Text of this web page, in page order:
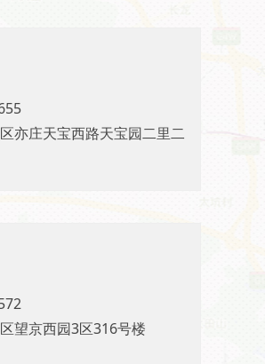
亦庄天宝西路天宝园二里二
亦庄天宝西路天宝园二里二
望京西园3区316号楼
望京西园3区316号楼